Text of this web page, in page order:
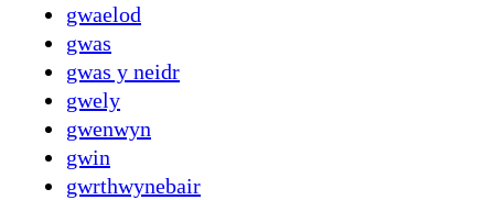
gwaelod
gwas
gwas y neidr
gwely
gwenwyn
gwin
gwrthwynebair